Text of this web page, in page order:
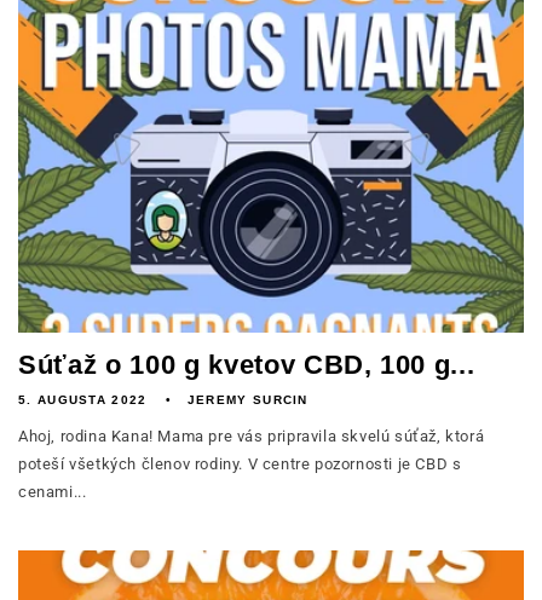
Súťaž o 100 g kvetov CBD, 100 g...
5. AUGUSTA 2022 JEREMY SURCIN
Ahoj, rodina Kana! Mama pre vás pripravila skvelú súťaž, ktorá
poteší všetkých členov rodiny. V centre pozornosti je CBD s
cenami...